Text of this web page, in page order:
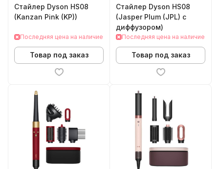
Стайлер Dyson HS08
(Kanzan Pink (KP))
Последняя цена на наличие
Товар под заказ
Стайлер Dyson HS08
(Jasper Plum (JPL) с
диффузором)
Последняя цена на наличие
Товар под заказ